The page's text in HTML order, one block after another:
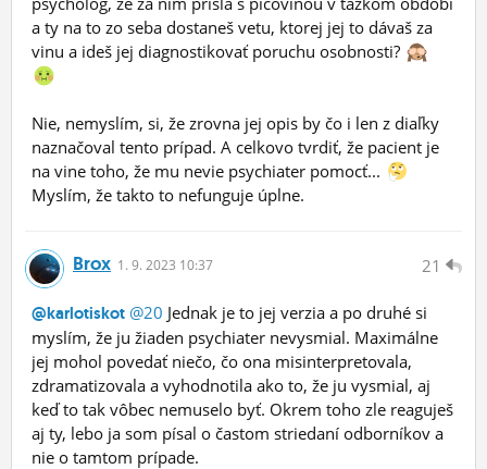
a ty na to zo seba dostaneš vetu, ktorej jej to dávaš za
vinu a ideš jej diagnostikovať poruchu osobnosti?
Nie, nemyslím, si, že zrovna jej opis by čo i len z diaľky
naznačoval tento prípad. A celkovo tvrdiť, že pacient je
na vine toho, že mu nevie psychiater pomocť...
Myslím, že takto to nefunguje úplne.
21
Brox 1. 9. 2023 10:37
@karlotiskot @20 Jednak je to jej verzia a po druhé si
myslím, že ju žiaden psychiater nevysmial. Maximálne
jej mohol povedať niečo, čo ona misinterpretovala,
zdramatizovala a vyhodnotila ako to, že ju vysmial, aj
keď to tak vôbec nemuselo byť. Okrem toho zle reaguješ
aj ty, lebo ja som písal o častom striedaní odborníkov a
nie o tamtom prípade.